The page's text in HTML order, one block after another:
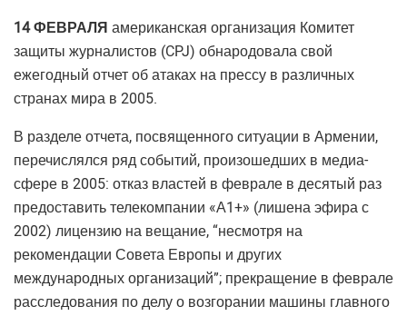
14 ФЕВРАЛЯ американская организация Комитет
защиты журналистов (CPJ) обнародовала свой
ежегодный отчет об атаках на прессу в различных
странах мира в 2005.
В разделе отчета, посвященного ситуации в Армении,
перечислялся ряд событий, произошедших в медиа-
сфере в 2005: отказ властей в феврале в десятый раз
предоставить телекомпании «А1+» (лишена эфира с
2002) лицензию на вещание, “несмотря на
рекомендации Совета Европы и других
международных организаций”; прекращение в феврале
расследования по делу о возгорании машины главного